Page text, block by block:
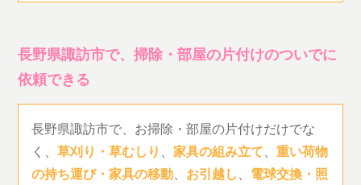
長野県諏訪市で、掃除・部屋の片付けのついでに
依頼できる
長野県諏訪市で、お掃除・部屋の片付けだけでな
く、草刈り・草むしり 、家具の組み立て、重い荷物
の持ち運び・家具の移動、 お引越し、 電球交換・照